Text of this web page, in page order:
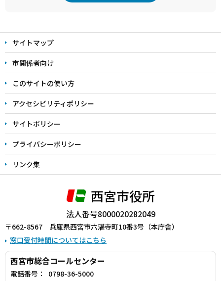
文
こ
こ
ま
で
サイトマップ
市関係者向け
このサイトの使い方
アクセシビリティポリシー
サイトポリシー
プライバシーポリシー
リンク集
西宮市役所
法人番号8000020282049
〒662-8567 兵庫県西宮市六湛寺町10番3号（本庁舎）
窓口受付時間についてはこちら
西宮市総合コールセンター
電話番号：
0798-36-5000